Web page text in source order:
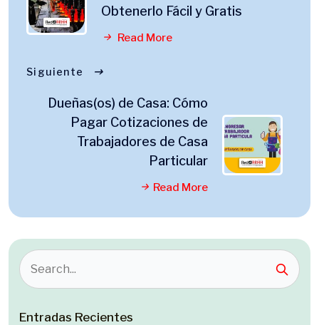
Obtenerlo Fácil y Gratis
Read More
Siguiente
Dueñas(os) de Casa: Cómo
Pagar Cotizaciones de
Trabajadores de Casa
Particular
Read More
Entradas Recientes